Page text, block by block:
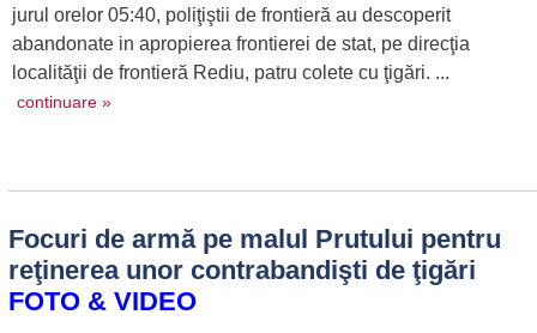
jurul orelor 05:40, poliţiştii de frontieră au descoperit
abandonate in apropierea frontierei de stat, pe direcţia
localităţii de frontieră Rediu, patru colete cu ţigări. ...
continuare »
Focuri de armă pe malul Prutului pentru
reţinerea unor contrabandişti de ţigări
FOTO & VIDEO